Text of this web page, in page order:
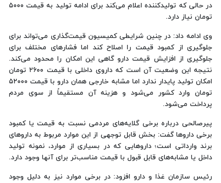
در حالی که تولیدکننده اعلام می‌کند برای ادامه تولید به قیمت ۵۰۰۰
تومان نیاز دارد.
وی ادامه داد: در چنین شرایطی کمیسیون قیمت‌گذاری می‌تواند برای
جلوگیری از کمبود قیمت را اصلاح کند اما فشارهای مختلف برای
جلوگیری از افزایش قیمت دارو گاهی این امکان را محدود می‌کند.
نتیجه این وضعیت آن است که داروی داخلی با قیمت ۲۶۰۰ تومان
امکان تولید پایدار ندارد اما مشابه خارجی همان دارو با قیمت ۵۲۰۰۰
تومان وارد کشور می‌شود و هزینه آن مستقیماً از سوی مردم
پرداخت می‌شود.
پیرصالحی درباره برخی گلایه‌های مردمی نسبت به قیمت یا کمبود
برخی داروها گفت: بخش قابل توجهی از این موارد مربوط به داروهای
برند وارداتی است؛ داروهایی که در بسیاری از موارد، نمونه تولید
داخل یا مشابه‌های قابل قبول با قیمت مناسب‌تر برای آنها وجود دارد.
رئیس سازمان غذا و دارو افزود: در برخی موارد نیز به دلیل وجود